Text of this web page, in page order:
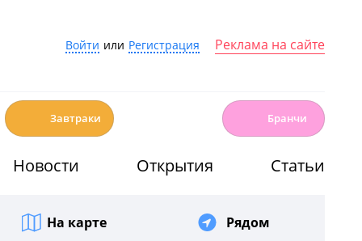
Войти или Регистрация Реклама на сайте
Завтраки Бранчи
Новости Открытия Статьи
На карте Рядом